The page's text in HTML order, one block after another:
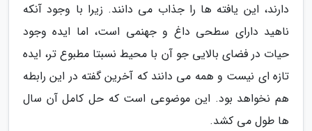
دارند، این یافته ها را جذاب می دانند. زیرا با وجود آنکه
ناهید دارای سطحی داغ و جهنمی است، اما ایده وجود
حیات در فضای بالایی جو آن با محیط نسبتا مطبوع تر، ایده
تازه ای نیست و همه می دانند که آخرین گفته در این رابطه
هم نخواهد بود. این موضوعی است که حل کامل آن سال
ها طول می کشد.